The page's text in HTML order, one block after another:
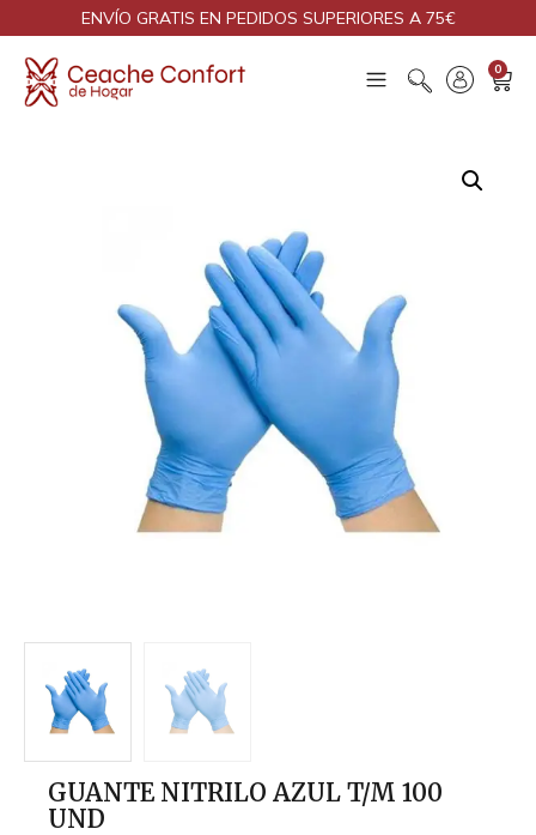
ENVÍO GRATIS EN PEDIDOS SUPERIORES A 75€
0
GUANTE NITRILO AZUL T/M 100
UND